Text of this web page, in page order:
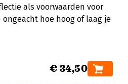
als voorwaarden voor
hoe hoog of laag je
€ 34,50